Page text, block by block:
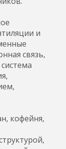
и
связь,
кофейня,